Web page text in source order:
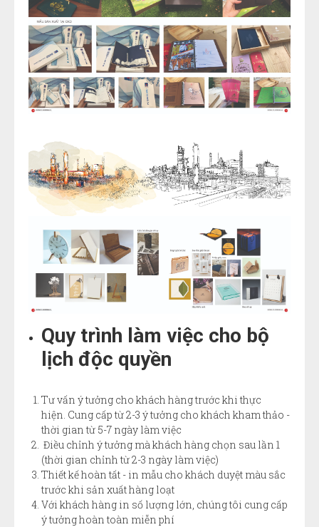
Quy trình làm việc cho bộ
lịch độc quyền
Tư vấn ý tưởng cho khách hàng trước khi thực
hiện. Cung cấp từ 2-3 ý tưởng cho khách kham thảo -
thời gian từ 5-7 ngày làm việc
Điều chỉnh ý tưởng mà khách hàng chọn sau lần 1
(thời gian chỉnh từ 2-3 ngày làm việc)
Thiết kế hoàn tất - in mẫu cho khách duyệt màu sắc
trước khi sản xuất hàng loạt
Với khách hàng in số lượng lớn, chúng tôi cung cấp
ý tưởng hoàn toàn miễn phí